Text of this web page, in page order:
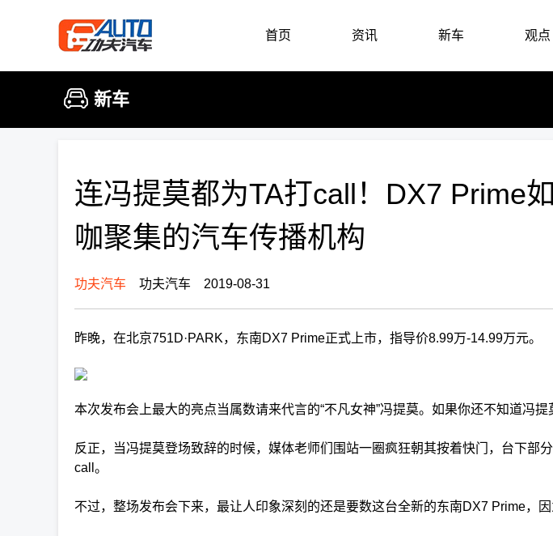
首页 资讯 新车 观点
新车
连冯提莫都为TA打call！DX7 Prime
咖聚集的汽车传播机构
功夫汽车 功夫汽车 2019-08-31
昨晚，在北京751D·PARK，东南DX7 Prime正式上市，指导价8.99万-14.99万元。
本次发布会上最大的亮点当属数请来代言的“不凡女神”冯提莫。如果你还不知道冯提
反正，当冯提莫登场致辞的时候，媒体老师们围站一圈疯狂朝其按着快门，台下部
call。
不过，整场发布会下来，最让人印象深刻的还是要数这台全新的东南DX7 Prime，